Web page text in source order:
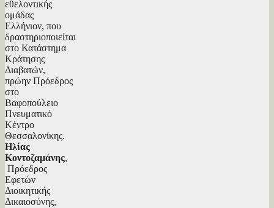
εθελοντικής
ομάδας
Ελλήνιον, που
δραστηριοποιείται
στο Κατάστημα
Κράτησης
Διαβατών,
πρώην Πρόεδρος
στο
Βαφοπούλειο
Πνευματικό
Κέντρο
Θεσσαλονίκης.
Ηλίας
Κοντοζαμάνης,
Πρόεδρος
Εφετών
Διοικητικής
Δικαιοσύνης,